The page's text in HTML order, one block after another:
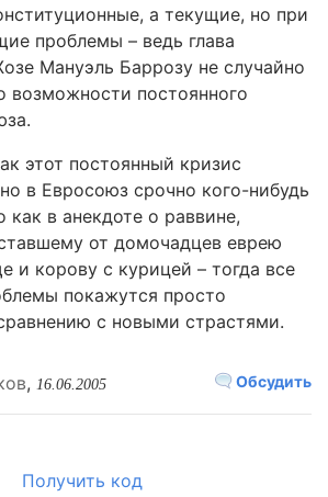
а текущие, но при
проблемы – ведь глава
Мануэль Баррозу не случайно
возможности постоянного
этот постоянный кризис
в Евросоюз срочно кого-нибудь
как в анекдоте о раввине,
от домочадцев еврею
и корову с курицей – тогда все
покажутся просто
с новыми страстями.
Обсудить
, 16.06.2005
Получить код